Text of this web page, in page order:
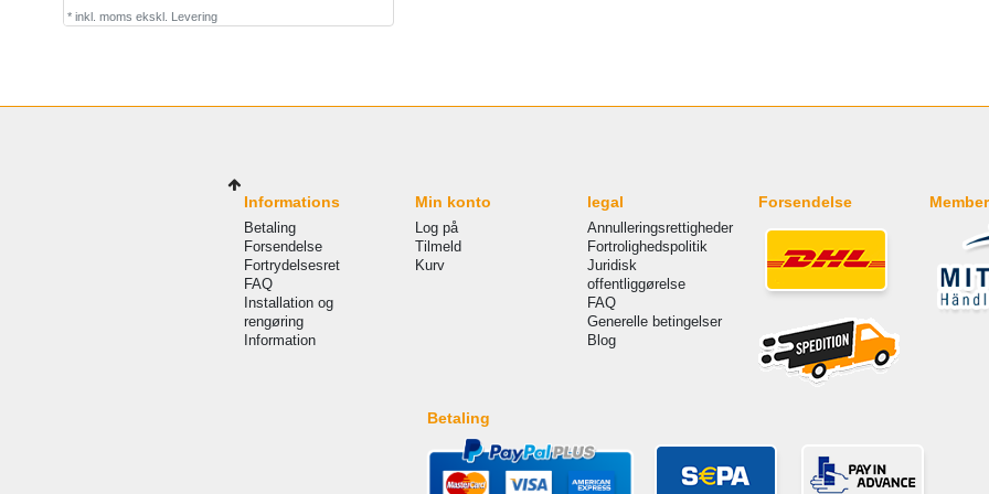
* inkl. moms ekskl. Levering
Informations
Betaling
Forsendelse
Fortrydelsesret
FAQ
Installation og
rengøring
Information
Min konto
Log på
Tilmeld
Kurv
legal
Annulleringsrettigheder
Fortrolighedspolitik
Juridisk
offentliggørelse
FAQ
Generelle betingelser
Blog
Forsendelse
Betaling